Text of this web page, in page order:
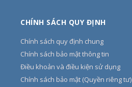
CHÍNH SÁCH QUY ĐỊNH
Chính sách quy định chung
Chính sách bảo mật thông tin
Điều khoản và điều kiện sử dụng
Chính sách bảo mật (Quyền riêng tư)